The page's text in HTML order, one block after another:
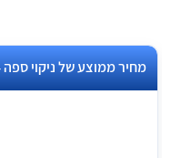
מחיר ממוצע של ניקוי ספה 4 מושבים בירושלים